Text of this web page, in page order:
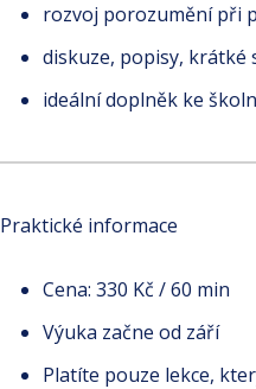
rozvoj porozumění při
diskuze, popisy, krátké
ideální doplněk ke
Praktické informace
Cena: 330 Kč / 60 min
Výuka začne od září
Platíte pouze lekce,